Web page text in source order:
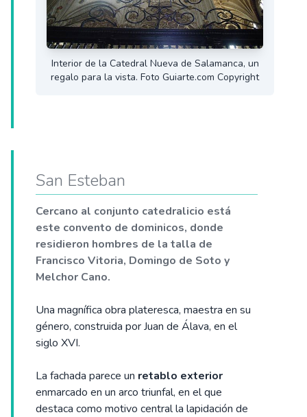
Interior de la Catedral Nueva de Salamanca, un
regalo para la vista. Foto Guiarte.com Copyright
San Esteban
Cercano al conjunto catedralicio está
este convento de dominicos, donde
residieron hombres de la talla de
Francisco Vitoria, Domingo de Soto y
Melchor Cano.
Una magnífica obra plateresca, maestra en su
género, construida por Juan de Álava, en el
siglo XVI.
La fachada parece un retablo exterior
enmarcado en un arco triunfal, en el que
destaca como motivo central la lapidación de